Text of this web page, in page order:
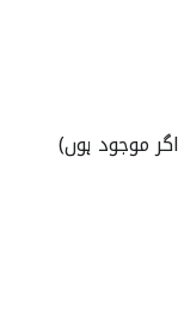
موجود ہوں)